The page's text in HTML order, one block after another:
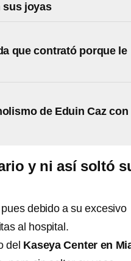
sus joyas
que contrató porque le
de Eduin Caz con
y ni así soltó
pues debido a su excesivo
al hospital.
del Kaseya Center en